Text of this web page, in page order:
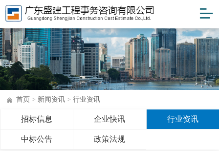
首页 > 新闻资讯> 行业资讯
招标信息 企业快讯 行业资讯
中标公告 政策法规